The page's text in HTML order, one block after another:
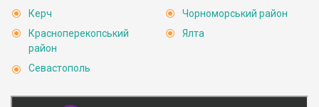
Керч
Красноперекопський
район
Севастополь
Чорноморський район
Ялта